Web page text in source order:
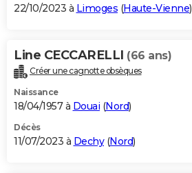
22/10/2023 à Limoges (Haute-Vienne)
Line CECCARELLI (66 ans)
Créer une cagnotte obsèques
Naissance
18/04/1957 à Douai (Nord)
Décès
11/07/2023 à Dechy(Nord)